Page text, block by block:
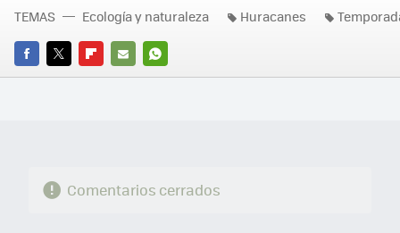
FACEBOOK
TWITTERFLIPBOARD
E-
WHATSAPP
TEMAS Ecología y naturaleza Huracanes
Comentarios cerrados